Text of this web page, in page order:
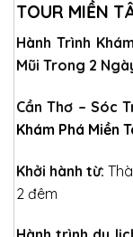
TOUR MIỀN
Hành Trình
Mũi Trong 2
Cần Thơ – Sóc
Khám Phá Miền
Khởi hành từ:
2 đêm